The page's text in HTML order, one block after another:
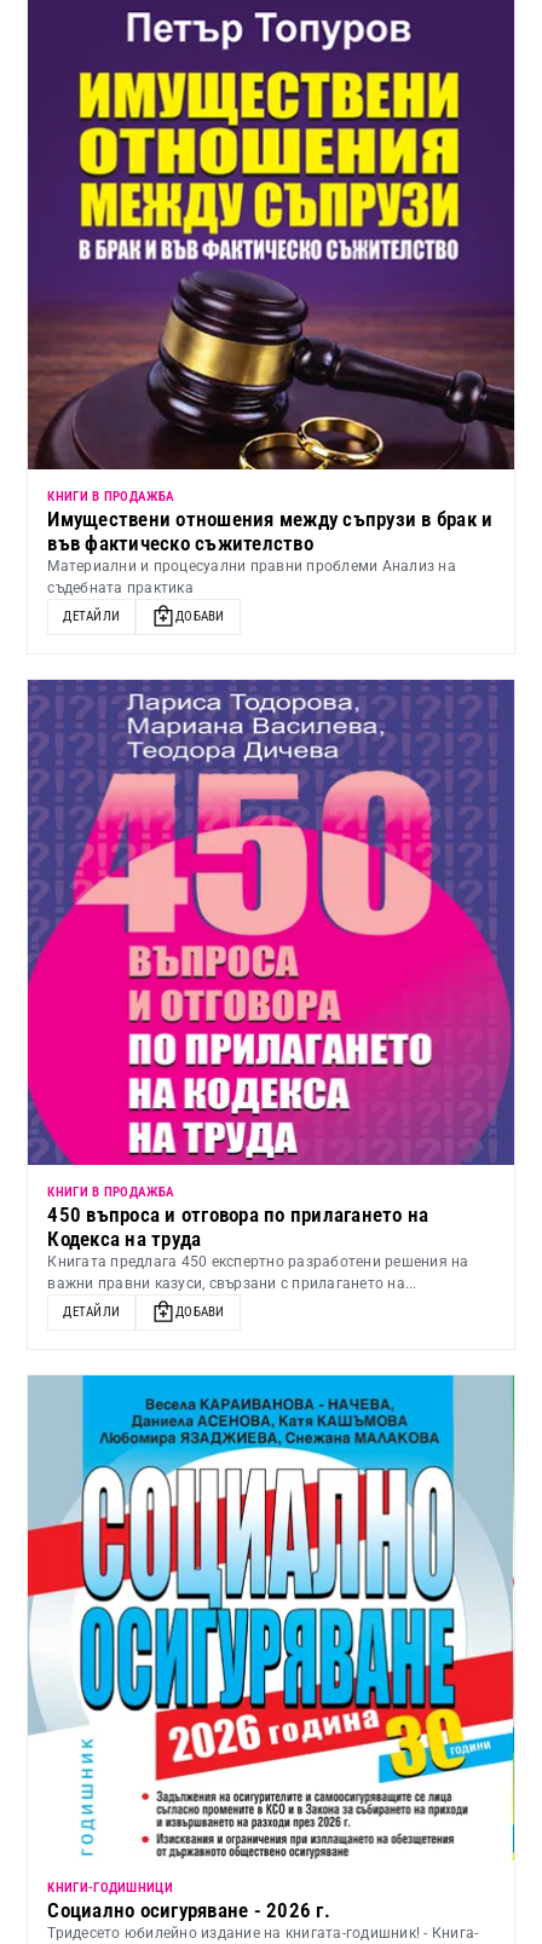
КНИГИ В ПРОДАЖБА
Имуществени отношения между съпрузи в брак и
във фактическо съжителство
Материални и процесуални правни проблеми Анализ на
съдебната практика
ДЕТАЙЛИ ДОБАВИ
КНИГИ В ПРОДАЖБА
450 въпроса и отговора по прилагането на
Кодекса на труда
Книгата предлага 450 експертно разработени решения на
важни правни казуси, свързани с прилагането на...
ДЕТАЙЛИ ДОБАВИ
KНИГИ-ГОДИШНИЦИ
Социално осигуряване - 2026 г.
Тридесето юбилейно издание на книгата-годишник! - Книга-